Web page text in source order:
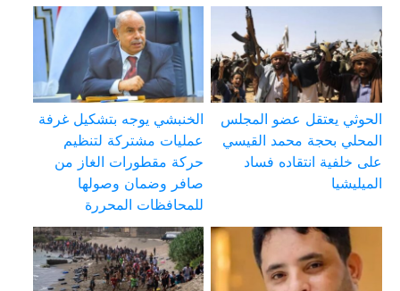
الحوثي يعتقل عضو المجلس
المحلي بحجة محمد القيسي
على خلفية انتقاده فساد
الميليشيا
الخنبشي يوجه بتشكيل غرفة
عمليات مشتركة لتنظيم
حركة مقطورات الغاز من
صافر وضمان وصولها
للمحافظات المحررة